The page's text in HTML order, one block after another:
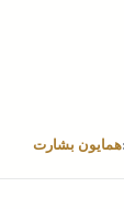
همایون بشارت